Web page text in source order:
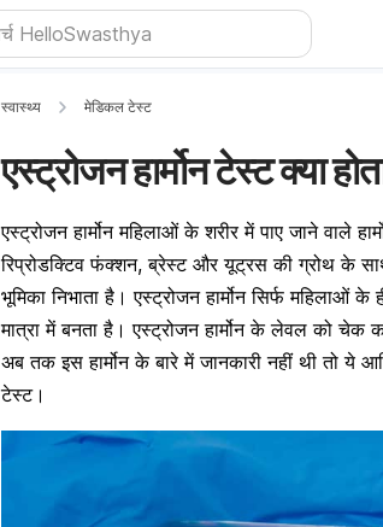
स्वास्थ्य मेडिकल टेस्ट
एस्ट्रोजन हार्मोन टेस्ट क्या
एस्ट्रोजन हार्मोन महिलाओं के शरीर में पाए जाने वाले
रिप्रोडक्टिव फंक्शन, ब्रेस्ट औरयूट्रस की ग्रोथ के
भूमिका निभाता है। एस्ट्रोजन हार्मोन सिर्फ महिलाओं
मात्रा में बनता है। एस्ट्रोजन हार्मोन के लेवल को चेक
अब तक इस हार्मोन के बारे में जानकारी नहीं थी तो ये
टेस्ट।